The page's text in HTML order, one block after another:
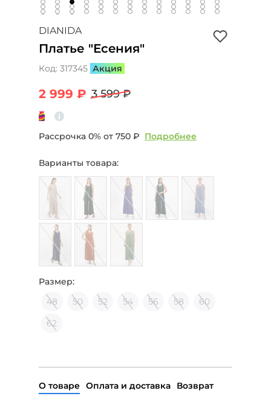
DIANIDA
Платье "Еceния"
Код: 317345 Акция
2 999 ₽ 3 599 ₽
Рассрочка 0% от 750 ₽ Подробнее
Варианты товара:
Размер:
48
50 52 54 56 58
60
62
О товаре Оплата и доставка Возврат